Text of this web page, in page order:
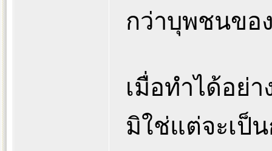
กว่าบุพชนขอ
เมื่อทำได้อย่
มิใช่แต่จะเป็